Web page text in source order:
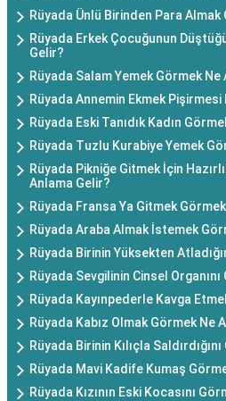
Rüyada Ünlü Birinden Para
Rüyada Erkek Çocuğunun
Gelir?
Rüyada Salam Yemek Görmek Ne
Rüyada Annemin Ekmek
Rüyada Eski Tanıdık Kadın
Rüyada Tuzlu Kurabiye Yemek
Rüyada Pikniğe Gitmek İçin
Anlama Gelir?
Rüyada Fransa Ya Gitmek
Rüyada Araba Almak İstemek
Rüyada Birinin Yüksekten
Rüyada Sevgilinin Cinsel
Rüyada Kayınpederle Kavga
Rüyada Kabız Olmak Görmek Ne
Rüyada Birinin Kılıçla
Rüyada Mavi Kadife Kumaş
Rüyada Kızının Eski Kocasını